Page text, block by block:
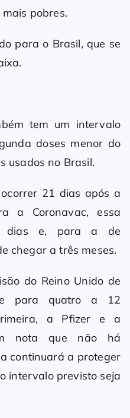
pobres.
para o Brasil, que se
tem um intervalo
doses menor do
usados no Brasil.
21 dias após a
a Coronavac, essa
dias e, para a de
chegar a três meses.
do Reino Unido de
para quatro a 12
a Pfizer e a
nota que não há
continuará a proteger
intervalo previsto seja